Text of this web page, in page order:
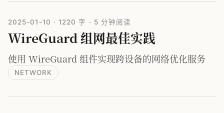
2025-01-10 ·1220 字 · 5 分钟阅读
WireGuard 组网最佳实践
使用 WireGuard 组件实现跨设备的网络优化服务
NETWORK